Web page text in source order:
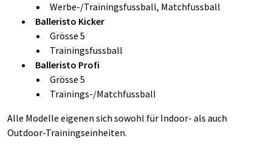
Werbe-/Trainingsfussball, Matchfussball
Balleristo Kicker
Grösse 5
Trainingsfussball
Balleristo Profi
Grösse 5
Trainings-/Matchfussball
Alle Modelle eigenen sich sowohl für Indoor- als auch
Outdoor-Trainingseinheiten.